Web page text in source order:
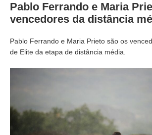
Pablo Ferrando e Maria
vencedores da distância
Pablo Ferrando e Maria Prieto são os
de Elite da etapa de distância média.